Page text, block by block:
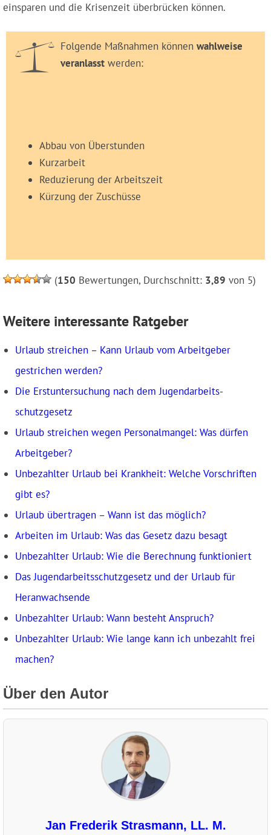
einsparen und die Krisenzeit überbrücken können.
Folgende Maßnahmen können wahlweise
veranlasst werden:
Abbau von Überstunden
Kurzarbeit
Reduzierung der Arbeitszeit
Kürzung der Zuschüsse
(150 Bewertungen, Durchschnitt: 3,89 von 5)
Weitere interessante Ratgeber
Urlaub streichen – Kann Urlaub vom Arbeitgeber
gestrichen werden?
Die Erstunter­suchung nach dem Jugendarbeits­
schutzgesetz
Urlaub streichen wegen Personalmangel: Was dürfen
Arbeitgeber?
Unbezahlter Urlaub bei Krankheit: Welche Vorschriften
gibt es?
Urlaub übertragen – Wann ist das möglich?
Arbeiten im Urlaub: Was das Gesetz dazu besagt
Unbezahlter Urlaub: Wie die Berechnung funktioniert
Das Jugendarbeitsschutzgesetz und der Urlaub für
Heranwachsende
Unbezahlter Urlaub: Wann besteht Anspruch?
Unbezahlter Urlaub: Wie lange kann ich unbezahlt frei
machen?
Über den Autor
Jan Frederik Strasmann, LL. M.